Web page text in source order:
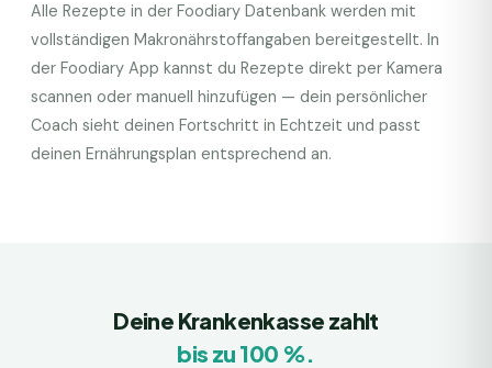
Alle Rezepte in der Foodiary Datenbank werden mit
vollständigen Makronährstoffangaben bereitgestellt. In
der Foodiary App kannst du Rezepte direkt per Kamera
scannen oder manuell hinzufügen — dein persönlicher
Coach sieht deinen Fortschritt in Echtzeit und passt
deinen Ernährungsplan entsprechend an.
Deine Krankenkasse zahlt
bis zu 100 %.